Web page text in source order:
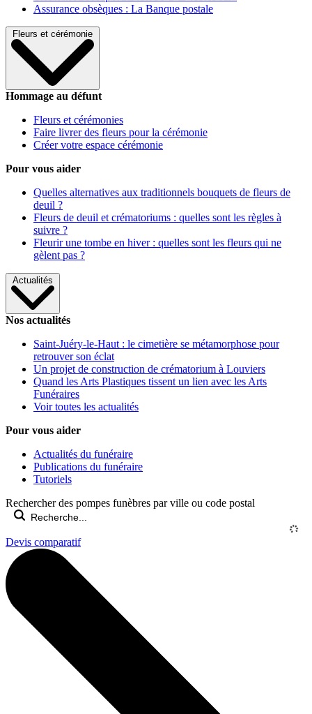
Assurance obsèques : La Banque postale
Fleurs et cérémonie
Hommage au défunt
Fleurs et cérémonies
Faire livrer des fleurs pour la cérémonie
Créer votre espace cérémonie
Pour vous aider
Quelles alternatives aux traditionnels bouquets de fleurs de
deuil ?
Fleurs de deuil et crématoriums : quelles sont les règles à
suivre ?
Fleurir une tombe en hiver : quelles sont les fleurs qui ne
gèlent pas ?
Actualités
Nos actualités
Saint-Juéry-le-Haut : le cimetière se métamorphose pour
retrouver son éclat
Un projet de construction de crématorium à Louviers
Quand les Arts Plastiques tissent un lien avec les Arts
Funéraires
Voir toutes les actualités
Pour vous aider
Actualités du funéraire
Publications du funéraire
Tutoriels
Rechercher des pompes funèbres par ville ou code postal
Devis comparatif